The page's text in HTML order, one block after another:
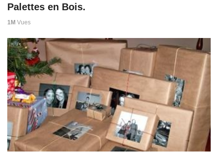
Palettes en Bois.
1M Vues